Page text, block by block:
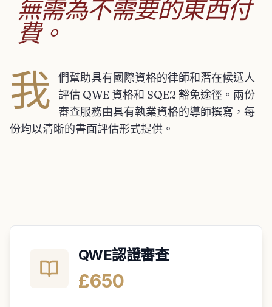
無需為不需要的東西付
費。
我
們幫助具有國際資格的律師和潛在候選人
評估 QWE 資格和 SQE2 豁免途徑。兩份
審查服務由具有執業資格的導師撰寫，每
份均以清晰的書面評估形式提供。
QWE認證審查
£650